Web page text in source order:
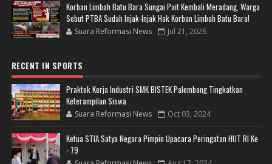
Korban Limbah Batu Bara Sungai Pait Kembali Meradang, Warga
Sebut PTBA Sudah Injak-Injak Hak Korban Limbah Batu Bara!
Suara Reformasi News Jul 21, 2026
RECENT IN SPORTS
Praktek Kerja Industri SMK BISTEK Palembang Tingkatkan
Keterampilan Siswa
Suara Reformasi News Oct 03, 2024
Ketua STIA Satya Negara Pimpin Upacara Peringatan HUT RI Ke
- 79